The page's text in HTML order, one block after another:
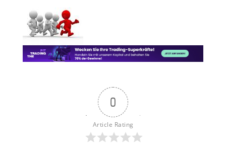
0
Article Rating